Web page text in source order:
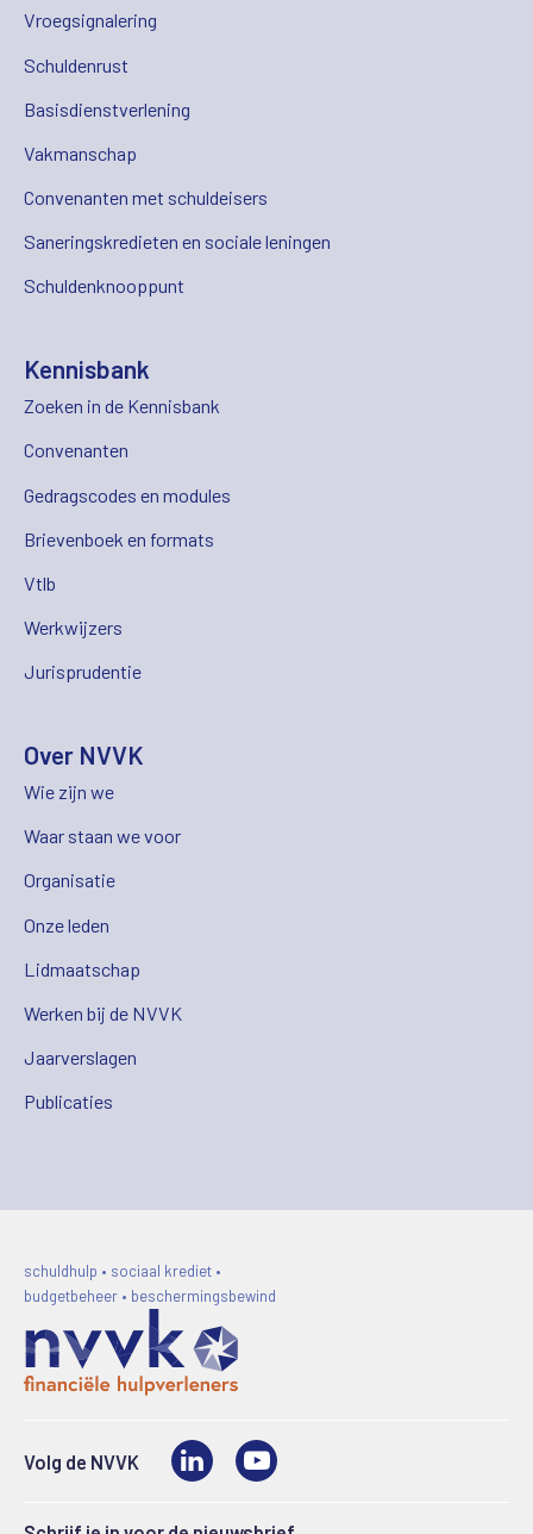
Vroegsignalering
Schuldenrust
Basisdienstverlening
Vakmanschap
Convenanten met schuldeisers
Saneringskredieten en sociale leningen
Schuldenknooppunt
Kennisbank
Zoeken in de Kennisbank
Convenanten
Gedragscodes en modules
Brievenboek en formats
Vtlb
Werkwijzers
Jurisprudentie
Over NVVK
Wie zijn we
Waar staan we voor
Organisatie
Onze leden
Lidmaatschap
Werken bij de NVVK
Jaarverslagen
Publicaties
schuldhulp • sociaal krediet •
budgetbeheer • beschermingsbewind
Volg de NVVK LinkedIn